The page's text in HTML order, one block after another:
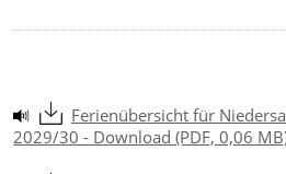
Ferienübersicht für
2029/30 - Download (PDF, 0,06